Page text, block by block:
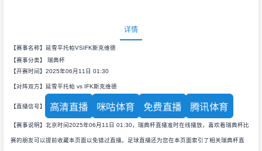
详情
【赛事名称】延雪平托帕VSIFK斯克维德
【赛事分类】 瑞典杯
【开赛时间】2025年06月11日 01:30
【对阵双方】延雪平托帕 vs IFK斯克维德
【直播信号】 高清直播 咪咕体育 免费直播 腾讯体育
【赛事说明】北京时间2025年06月11日 01:30，瑞典杯直播准时在线播放，喜欢看瑞典杯比
赛的朋友可以提前收藏本页面以免错过直播。足球直播还为您在本页面索引了相关瑞典杯直